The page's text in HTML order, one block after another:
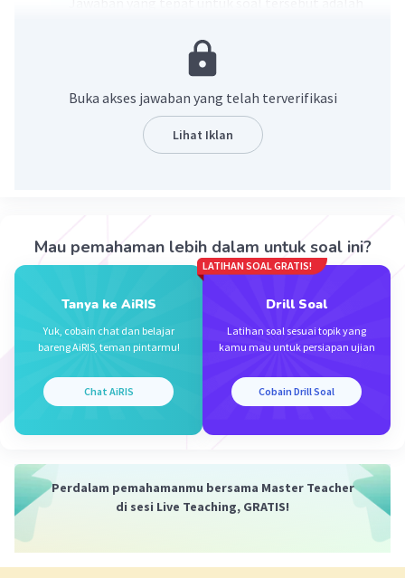
keanekaragaman hayati yaitu
eksploitasi makhluk hidup
Pencemaran
Perubahan iklim global
28 Januari 2024 12:05
Jawaban terverifikasi
Hilangnya Habitat • 2. Spesies Pendatang • 3.
Eksploitasi Tanaman dan Hewan.
Buka akses jawaban yang telah terverifikasi
Lihat Iklan
Mau pemahaman lebih dalam untuk soal ini?
Tanya ke AiRIS
Yuk, cobain chat dan belajar
bareng AiRIS, teman pintarmu!
Chat AiRIS
LATIHAN SOAL GRATIS!
Drill Soal
Latihan soal sesuai topik yang
kamu mau untuk persiapan ujian
Cobain Drill Soal
Perdalam pemahamanmu bersama Master Teacher
di sesi Live Teaching, GRATIS!